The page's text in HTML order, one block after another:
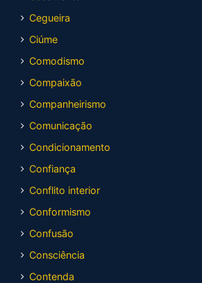
Cegueira
Ciúme
Comodismo
Compaixão
Companheirismo
Comunicação
Condicionamento
Confiança
Conflito interior
Conformismo
Confusão
Consciência
Contenda